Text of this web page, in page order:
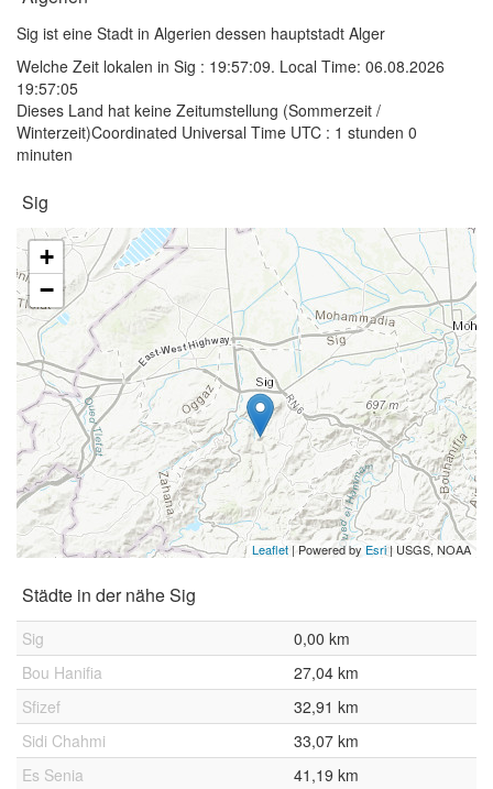
Sig ist eine Stadt in Algerien dessen hauptstadt Alger
Welche Zeit lokalen in Sig : 19:57:09. Local Time: 06.08.2026
19:57:05
Dieses Land hat keine Zeitumstellung (Sommerzeit /
Winterzeit)Coordinated Universal Time UTC : 1 stunden 0
minuten
Sig
+
−
Leaflet | Powered by Esri|USGS, NOAA
Städte in der nähe Sig
Sig
0,00 km
Bou Hanifia
27,04 km
Sfizef
32,91 km
Sidi Chahmi
33,07 km
Es Senia
41,19 km